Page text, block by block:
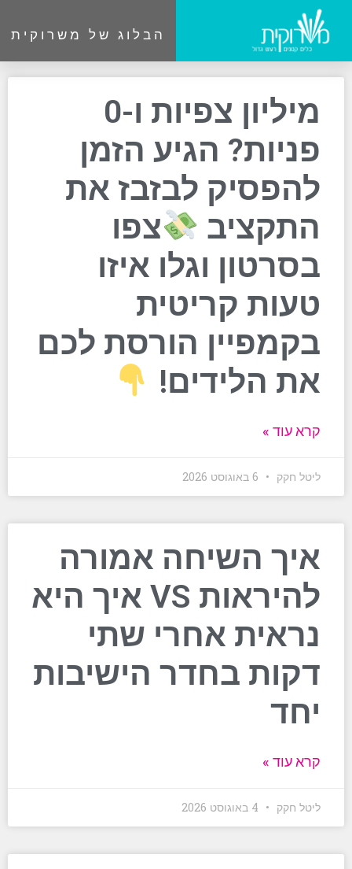
הבלוג של משרוקית
מיליון צפיות ו-0
פניות? הגיע הזמן
להפסיק לבזבז את
התקציב
צפו
בסרטון וגלו איזו
טעות קריטית
בקמפיין הורסת לכם
את הלידים!
קרא עוד »
ליטל חקק
איך השיחה אמורה
להיראות VS איך היא
נראית אחרי שתי
דקות בחדר הישיבות
יחד
קרא עוד »
ליטל חקק